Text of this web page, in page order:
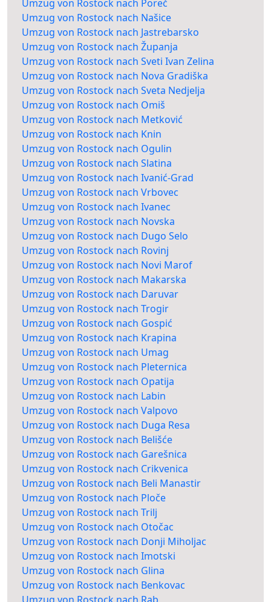
Umzug von Rostock nach Poreč
Umzug von Rostock nach Našice
Umzug von Rostock nach Jastrebarsko
Umzug von Rostock nach Županja
Umzug von Rostock nach Sveti Ivan Zelina
Umzug von Rostock nach Nova Gradiška
Umzug von Rostock nach Sveta Nedjelja
Umzug von Rostock nach Omiš
Umzug von Rostock nach Metković
Umzug von Rostock nach Knin
Umzug von Rostock nach Ogulin
Umzug von Rostock nach Slatina
Umzug von Rostock nach Ivanić-Grad
Umzug von Rostock nach Vrbovec
Umzug von Rostock nach Ivanec
Umzug von Rostock nach Novska
Umzug von Rostock nach Dugo Selo
Umzug von Rostock nach Rovinj
Umzug von Rostock nach Novi Marof
Umzug von Rostock nach Makarska
Umzug von Rostock nach Daruvar
Umzug von Rostock nach Trogir
Umzug von Rostock nach Gospić
Umzug von Rostock nach Krapina
Umzug von Rostock nach Umag
Umzug von Rostock nach Pleternica
Umzug von Rostock nach Opatija
Umzug von Rostock nach Labin
Umzug von Rostock nach Valpovo
Umzug von Rostock nach Duga Resa
Umzug von Rostock nach Belišće
Umzug von Rostock nach Garešnica
Umzug von Rostock nach Crikvenica
Umzug von Rostock nach Beli Manastir
Umzug von Rostock nach Ploče
Umzug von Rostock nach Trilj
Umzug von Rostock nach Otočac
Umzug von Rostock nach Donji Miholjac
Umzug von Rostock nach Imotski
Umzug von Rostock nach Glina
Umzug von Rostock nach Benkovac